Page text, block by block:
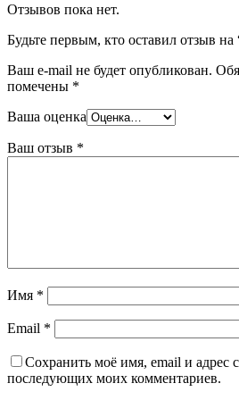
Отзывов пока нет.
Будьте первым, кто оставил отзыв
Ваш e-mail не будет опубликован.
помечены *
Ваша оценка
Ваш отзыв *
Имя *
Email *
Сохранить моё имя, email и адрес
последующих моих комментариев.